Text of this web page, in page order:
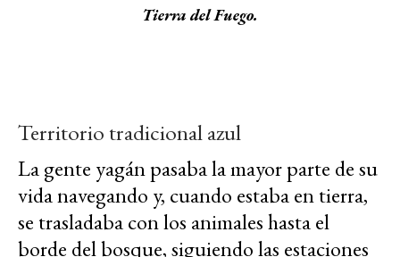
Tierra del Fuego.
Territorio tradicional azul
La gente yagán pasaba la mayor parte de su
vida navegando y, cuando estaba en tierra,
se trasladaba con los animales hasta el
borde del bosque, siguiendo las estaciones